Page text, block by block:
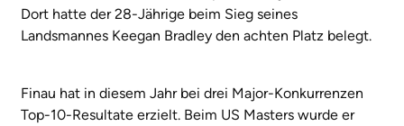
Dort hatte der 28-Jährige beim Sieg seines
Landsmannes Keegan Bradley den achten Platz belegt.
Finau hat in diesem Jahr bei drei Major-Konkurrenzen
Top-10-Resultate erzielt. Beim US Masters wurde er